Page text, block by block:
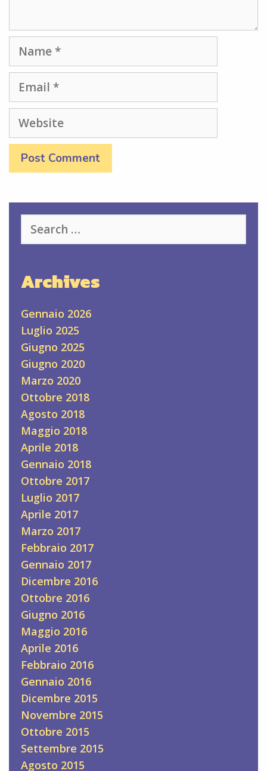
Name
Email
Website
for:
Archives
Gennaio 2026
Luglio 2025
Giugno 2025
Giugno 2020
Marzo 2020
Ottobre 2018
Agosto 2018
Maggio 2018
Aprile 2018
Gennaio 2018
Ottobre 2017
Luglio 2017
Aprile 2017
Marzo 2017
Febbraio 2017
Gennaio 2017
Dicembre 2016
Ottobre 2016
Giugno 2016
Maggio 2016
Aprile 2016
Febbraio 2016
Gennaio 2016
Dicembre 2015
Novembre 2015
Ottobre 2015
Settembre 2015
Agosto 2015